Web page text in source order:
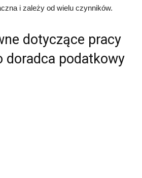
i zależy od wielu czynników.
dotyczące pracy
doradca podatkowy